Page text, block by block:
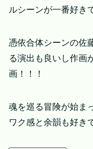
ルシーンが一番好き
憑依合体シーンの佐
る演出も良いし作画
画！！！
魂を巡る冒険が始
ワク感と余韻も好き